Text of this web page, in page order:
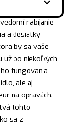
nabíjanie
a desiatky
by sa vaše
po niekoľkých
fungovania
ale aj
na opravách.
tohto
sa z